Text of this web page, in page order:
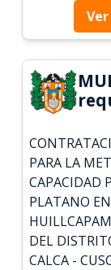
PARA LA
CAPACIDAD
PLATANO
DEL
CALCA -